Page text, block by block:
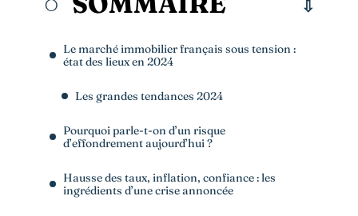
Le marché immobilier français sous tension :
état des lieux en 2024
Les grandes tendances 2024
Pourquoi parle-t-on d’un risque
d’effondrement aujourd’hui ?
Hausse des taux, inflation, confiance : les
ingrédients d’une crise annoncée